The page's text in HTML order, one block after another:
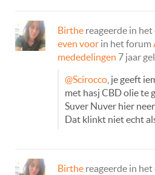
Birthe reageerde in
even voor in het forum
mededelingen 7 jaar
@Scirocco , je geeft
met hasj CBD olie te
Suver Nuver hier
Dat klinkt niet echt
Birthe reageerde in